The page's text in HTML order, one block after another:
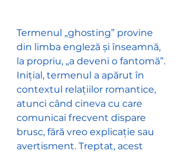
Termenul „ghosting” provine
din limba engleză și înseamnă,
la propriu, „a deveni o fantomă”.
Inițial, termenul a apărut în
contextul relațiilor romantice,
atunci când cineva cu care
comunicai frecvent dispare
brusc, fără vreo explicație sau
avertisment. Treptat, acest